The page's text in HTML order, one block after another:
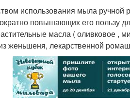
использования мыла ручной
повышающих его пользу
масла ( оливковое ,
женьшеня, лекарственной